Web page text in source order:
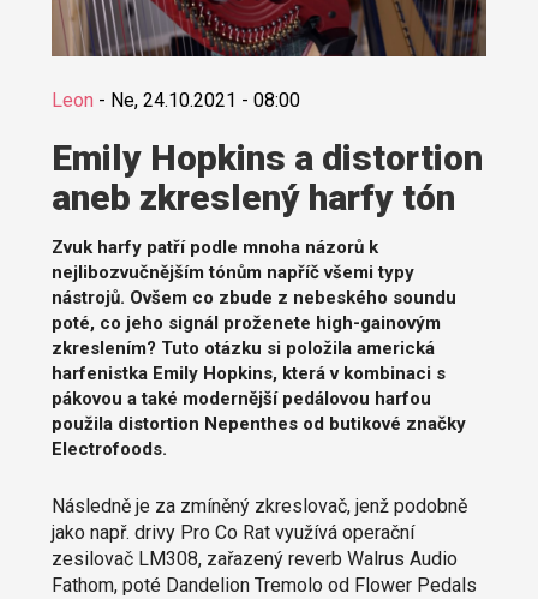
Leon - Ne, 24.10.2021 - 08:00
Emily Hopkins a distortion
aneb zkreslený harfy tón
Zvuk harfy patří podle mnoha názorů k
nejlibozvučnějším tónům napříč všemi typy
nástrojů. Ovšem co zbude z nebeského soundu
poté, co jeho signál proženete high-gainovým
zkreslením? Tuto otázku si položila americká
harfenistka Emily Hopkins, která v kombinaci s
pákovou a také modernější pedálovou harfou
použila distortion Nepenthes od butikové značky
Electrofoods.
Následně je za zmíněný zkreslovač, jenž podobně
jako např. drivy Pro Co Rat využívá operační
zesilovač LM308, zařazený reverb Walrus Audio
Fathom, poté Dandelion Tremolo od Flower Pedals